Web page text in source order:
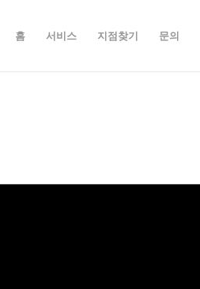
홈 서비스 지점찾기 문의